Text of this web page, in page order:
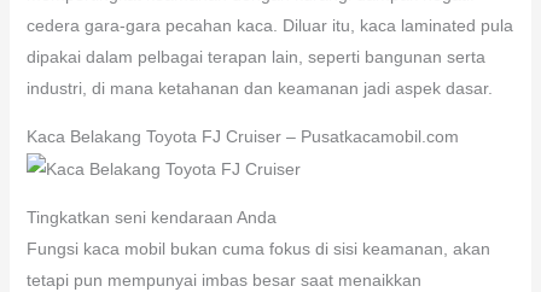
cedera gara-gara pecahan kaca. Diluar itu, kaca laminated pula
dipakai dalam pelbagai terapan lain, seperti bangunan serta
industri, di mana ketahanan dan keamanan jadi aspek dasar.
Kaca Belakang Toyota FJ Cruiser – Pusatkacamobil.com
Tingkatkan seni kendaraan Anda
Fungsi kaca mobil bukan cuma fokus di sisi keamanan, akan
tetapi pun mempunyai imbas besar saat menaikkan